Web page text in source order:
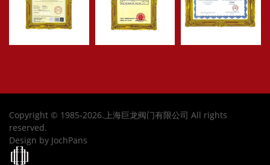
Copyright © 1985-2026.上海巨龙阀门有限公司 All rights
reserved.
Design by JochPans